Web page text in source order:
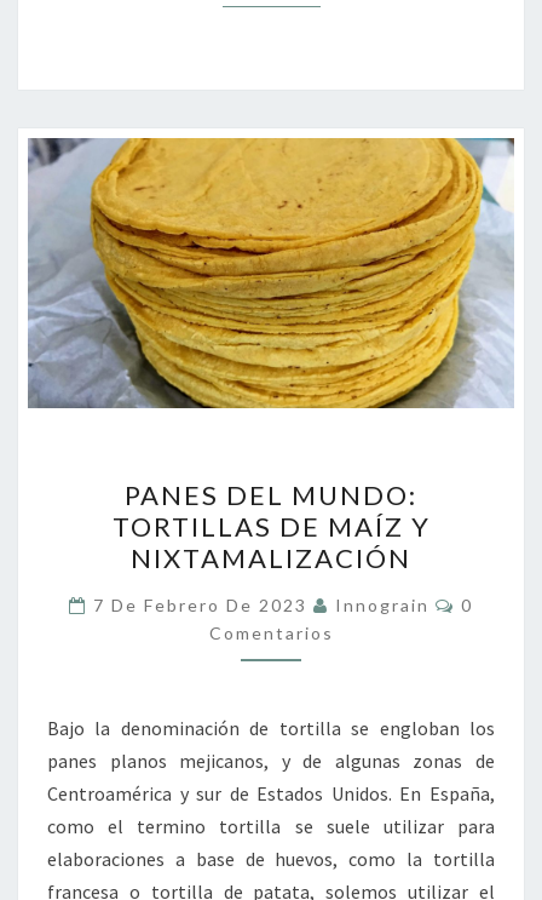
DEL
MUNDO:
TORTILLAS
DE
MAÍZ
Y
PANES DEL MUNDO:
TORTILLAS DE MAÍZ Y
NIXTAMALIZACIÓN
7 De Febrero De 2023 Innograin
0
Comentarios
Bajo la denominación de tortilla se engloban los
panes planos mejicanos, y de algunas zonas de
Centroamérica y sur de Estados Unidos. En España,
como el termino tortilla se suele utilizar para
elaboraciones a base de huevos, como la tortilla
francesa o tortilla de patata, solemos utilizar el